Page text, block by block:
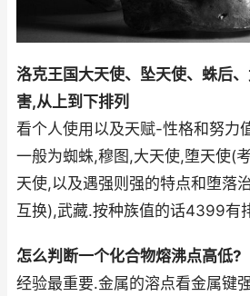
洛克王国大天使、坠天使、蛛后
害,从上到下排列
看个人使用以及天赋-性格和努力
一般为蜘蛛,穆图,大天使,堕天使(
天使,以及遇强则强的特点和堕落
互换),武藏.按种族值的话4399有
怎么判断一个化合物熔沸点高低?
经验最重要.金属的溶点看金属键